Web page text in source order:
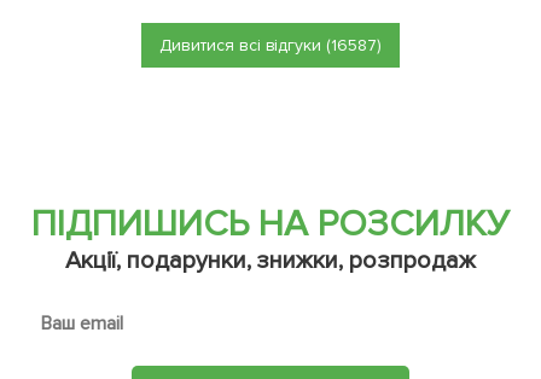
Дивитися всі відгуки (16587)
ПІДПИШИСЬ НА РОЗСИЛКУ
Акції, подарунки, знижки, розпродаж